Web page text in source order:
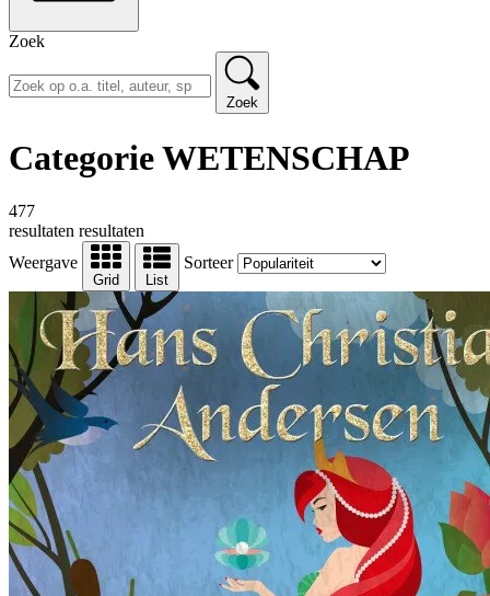
Zoek
Zoek
Categorie WETENSCHAP
477
resultaten resultaten
Weergave
Grid List
Sorteer